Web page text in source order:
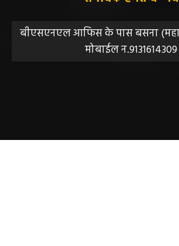
सुझाव, शिकायत या राय भेजने के लिए
संपादक हेमंत वैष्णव